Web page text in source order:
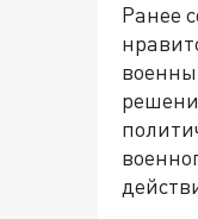
Ранее